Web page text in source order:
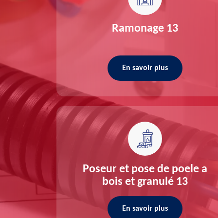
13
13
Ramonage 13
En savoir plus
Poseur et pose de poele a
bois et granulé 13
En savoir plus